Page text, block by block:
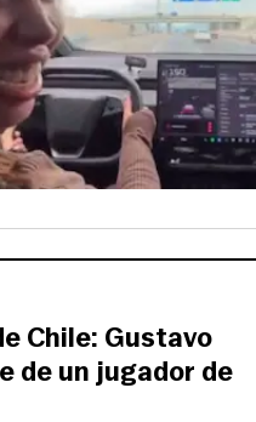
Chile: Gustavo
de un jugador de